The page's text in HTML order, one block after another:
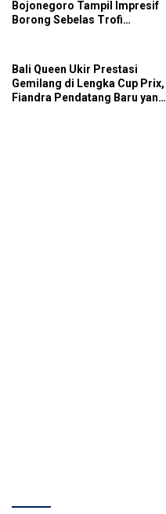
Bojonegoro Tampil Impresif
Borong Sebelas Trofi
Bali Queen Ukir Prestasi
Gemilang di Lengka Cup Prix,
Fiandra Pendatang Baru yang